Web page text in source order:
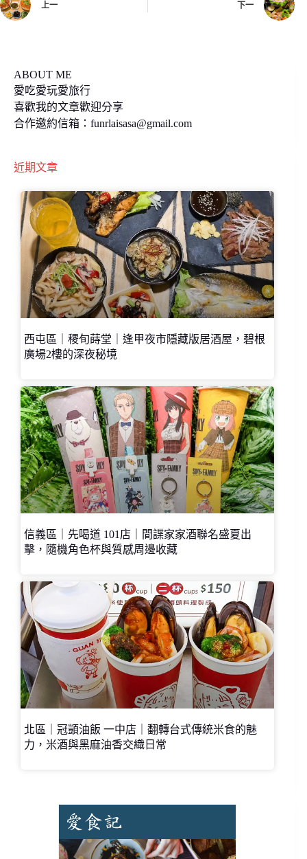
上一 下一
ABOUT ME
愛吃愛玩愛旅行
喜歡我的文章歡迎分享
合作邀約信箱： funrlaisasa@gmail.com
近期文章
西屯區｜稷旬蒔堂｜逢甲夜市隱藏版居酒屋，碧根
廣場2樓的深夜秘境
信義區｜先喝道 101店｜間諜家家酒聯名盛夏出
擊，隨機角色杯與質感周邊收藏
北區｜冠顗油飯 一中店｜翻轉台式傳統米食的魅
力，米酒與黑麻油香交織日常